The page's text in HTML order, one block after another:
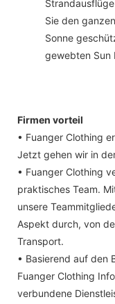
Sie den
Sonne
gewebten Sun
Firmen vorteil
• Fuanger Clothing
Jetzt gehen wir in
• Fuanger Clothing
praktisches Team.
unsere
Aspekt durch, von
Transport.
• Basierend auf den
Fuanger Clothing
verbundene